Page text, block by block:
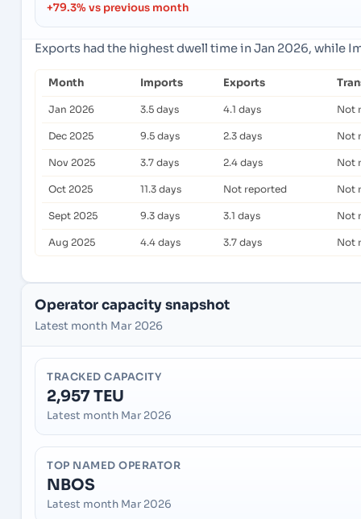
+79.3% vs previous month
Exports had the highest dwell time in Jan 2026, while
Month Imports Exports
Jan 2026 3.5 days 4.1 days Not
Dec 2025 9.5 days 2.3 days Not
Nov 2025 3.7 days 2.4 days Not
Oct 2025 11.3 days Not reported Not
Sept 2025 9.3 days 3.1 days Not
Aug 2025 4.4 days 3.7 days Not
Operator capacity snapshot
Latest month Mar 2026
TRACKED CAPACITY
2,957 TEU
Latest month Mar 2026
TOP NAMED OPERATOR
NBOS
Latest month Mar 2026